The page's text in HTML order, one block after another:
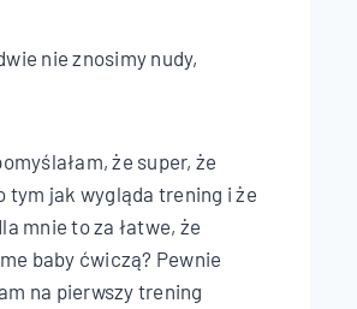
nie znosimy nudy,
że super, że
tym jak wygląda trening i że
mnie to za łatwe, że
baby ćwiczą? Pewnie
na pierwszy trening